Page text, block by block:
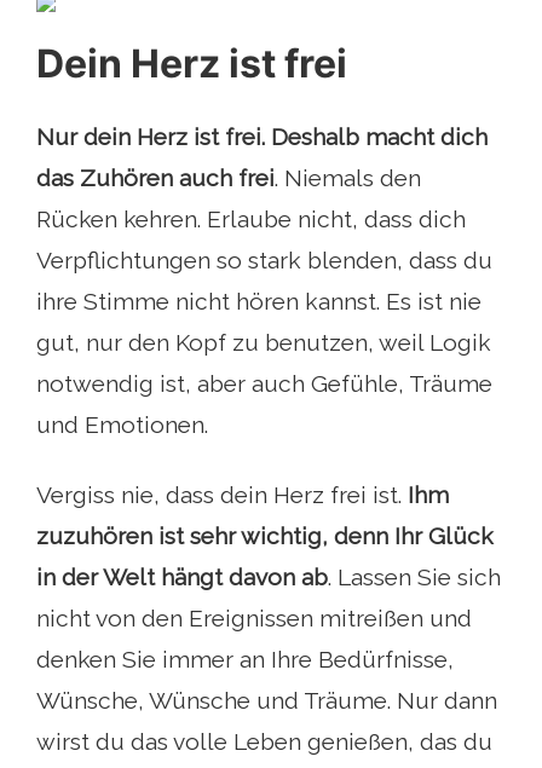
Dein Herz ist frei
Nur dein Herz ist frei. Deshalb macht dich
das Zuhören auch frei. Niemals den
Rücken kehren. Erlaube nicht, dass dich
Verpflichtungen so stark blenden, dass du
ihre Stimme nicht hören kannst. Es ist nie
gut, nur den Kopf zu benutzen, weil Logik
notwendig ist, aber auch Gefühle, Träume
und Emotionen.
Vergiss nie, dass dein Herz frei ist. Ihm
zuzuhören ist sehr wichtig, denn Ihr Glück
in der Welt hängt davon ab. Lassen Sie sich
nicht von den Ereignissen mitreißen und
denken Sie immer an Ihre Bedürfnisse,
Wünsche, Wünsche und Träume. Nur dann
wirst du das volle Leben genießen, das du